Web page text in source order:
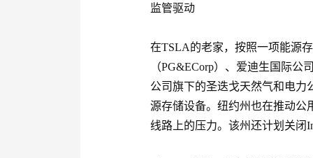
监管驱动
在TSLA的老家，按照一项能源
（PG&ECorp）、爱迪生国际
公司旗下的圣迭戈天然气和电力
源存储设备。纽约州也在推动公
线路上的压力。该州还计划关闭